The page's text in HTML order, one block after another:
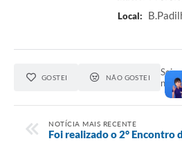
Local:
GOSTEI NÃO GOSTEI
Seja
NOTÍCIA MAIS RECENTE
Foi realizado o 2° Encontro